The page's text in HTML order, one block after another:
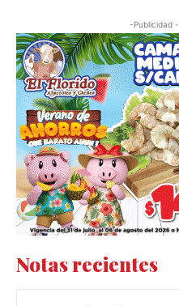
-Publicidad -
Notas recientes